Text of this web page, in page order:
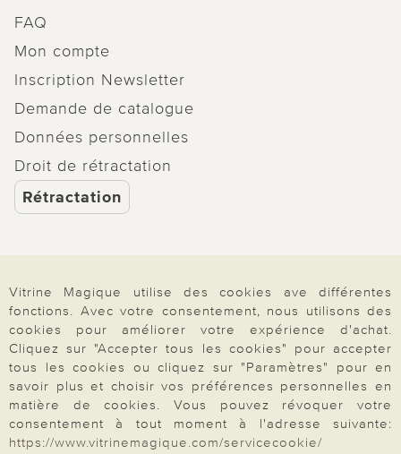
FAQ
Mon compte
Inscription Newsletter
Demande de catalogue
Données personnelles
Droit de rétractation
Rétractation
Paiement & Livraison
À propos de nous
Besoin d'aide?
Vitrine Magique utilise des cookies ave différentes
fonctions. Avec votre consentement, nous utilisons des
cookies pour améliorer votre expérience d'achat.
Cliquez sur "Accepter tous les cookies" pour accepter
tous les cookies ou cliquez sur "Paramètres" pour en
savoir plus et choisir vos préférences personnelles en
matière de cookies. Vous pouvez révoquer votre
consentement à tout moment à l'adresse suivante:
https://www.vitrinemagique.com/servicecookie/